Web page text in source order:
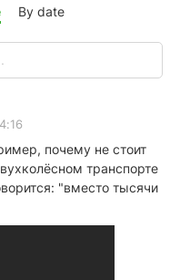
By date
почему не стоит
транспорте
"вместо тысячи